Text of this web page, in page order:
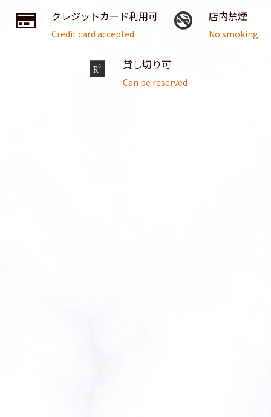
クレジットカード利用可
Credit card accepted
店内禁煙
No smoking
貸し切り可
Can be reserved